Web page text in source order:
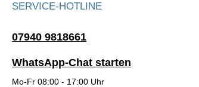
SERVICE-HOTLINE
07940 9818661
WhatsApp-Chat starten
Mo-Fr 08:00 - 17:00 Uhr